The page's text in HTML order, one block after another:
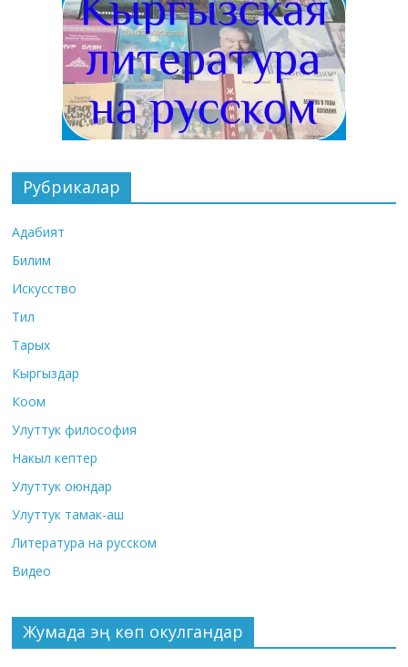
Рубрикалар
Адабият
Билим
Искусство
Тил
Тарых
Кыргыздар
Коом
Улуттук философия
Накыл кептер
Улуттук оюндар
Улуттук тамак-аш
Литература на русском
Видео
Жумада эң көп окулгандар